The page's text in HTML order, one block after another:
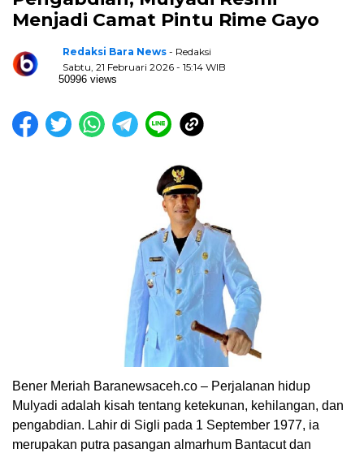
Menjadi Camat Pintu Rime Gayo
Redaksi Bara News - Redaksi
Sabtu, 21 Februari 2026 - 15:14 WIB
50996 views
Bener Meriah Baranewsaceh.co – Perjalanan hidup
Mulyadi adalah kisah tentang ketekunan, kehilangan, dan
pengabdian. Lahir di Sigli pada 1 September 1977, ia
merupakan putra pasangan almarhum Bantacut dan